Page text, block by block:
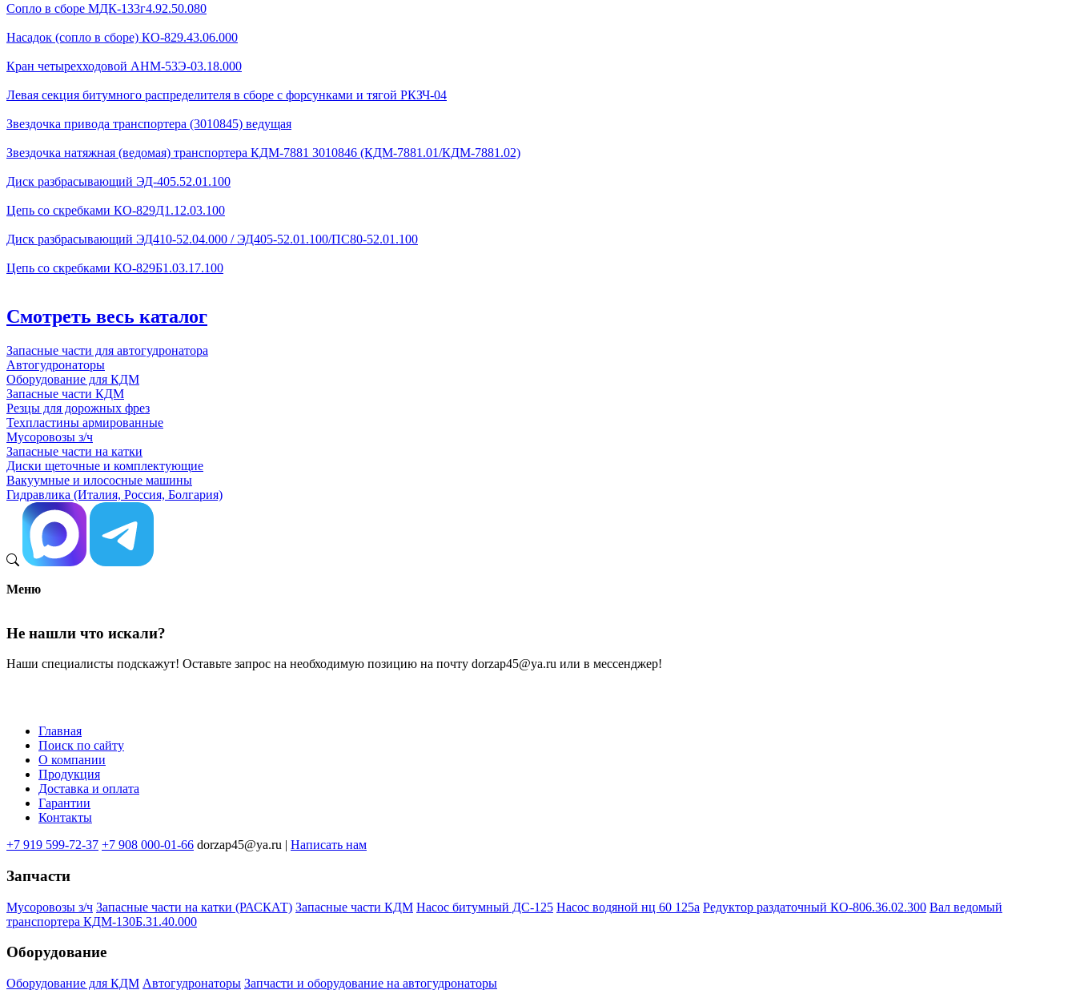
Сопло в сборе МДК-133г4.92.50.080
Насадок (сопло в сборе) КО-829.43.06.000
Кран четырехходовой AHМ-53Э-03.18.000
Левая секция битумного распределителя в сборе с форсунками и тягой РКЗЧ-04
Звездочка привода транспортера (3010845) ведущая
Звездочка натяжная (ведомая) транспортера КДМ-7881 3010846 (КДМ-7881.01/КДМ-7881.02)
Диск разбрасывающий ЭД-405.52.01.100
Цепь со скребками КО-829Д1.12.03.100
Диск разбрасывающий ЭД410-52.04.000 / ЭД405-52.01.100/ПС80-52.01.100
Цепь со скребками КО-829Б1.03.17.100
Смотреть весь каталог
Запасные части для автогудронатора
Автогудронаторы
Оборудование для КДМ
Запасные части КДМ
Резцы для дорожных фрез
Техпластины армированные
Мусоровозы з/ч
Запасные части на катки
Диски щеточные и комплектующие
Вакуумные и илососные машины
Гидравлика (Италия, Россия, Болгария)
Меню
Не нашли что искали?
Наши специалисты подскажут! Оставьте запрос на необходимую позицию на почту dorzap45@ya.ru или в мессенджер!
Меню
подвале
Главная
Поиск по сайту
О компании
Продукция
Доставка и оплата
Гарантии
Контакты
+7 919 599-72-37 +7 908 000-01-66 dorzap45@ya.ru | Написать нам
Запчасти
Мусоровозы з/ч Запасные части на катки (РАСКАТ) Запасные части КДМ Насос битумный ДС-125 Насос водяной нц 60 125а Редуктор раздаточный КО-806.36.02.300 Вал ведомый
транспортера КДМ-130Б.31.40.000
Оборудование
Оборудование для КДМ Автогудронаторы Запчасти и оборудование на автогудронаторы